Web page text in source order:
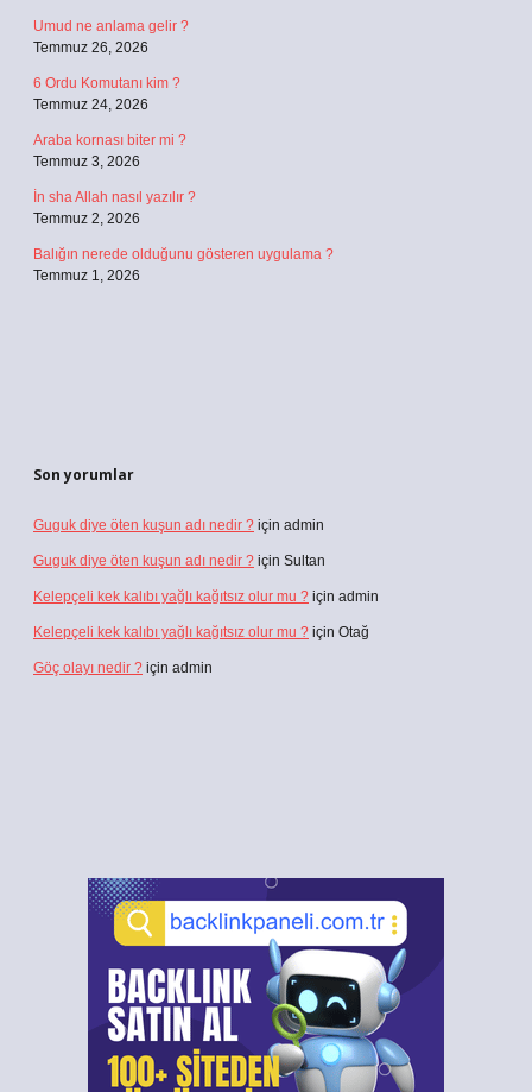
Umud ne anlama gelir ?
Temmuz 26, 2026
6 Ordu Komutanı kim ?
Temmuz 24, 2026
Araba kornası biter mi ?
Temmuz 3, 2026
İn sha Allah nasıl yazılır ?
Temmuz 2, 2026
Balığın nerede olduğunu gösteren uygulama ?
Temmuz 1, 2026
Son yorumlar
Guguk diye öten kuşun adı nedir ? için admin
Guguk diye öten kuşun adı nedir ? için Sultan
Kelepçeli kek kalıbı yağlı kağıtsız olur mu ? için admin
Kelepçeli kek kalıbı yağlı kağıtsız olur mu ? için Otağ
Göç olayı nedir ? için admin